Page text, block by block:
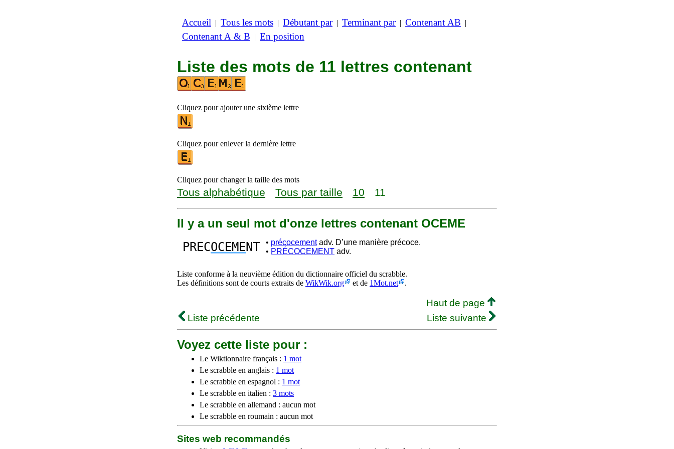
Accueil | Tous les mots | Débutant par| Terminant par| Contenant AB |
Contenant A & B | En position
Liste des mots de 11 lettres contenant
Cliquez pour ajouter une sixième lettre
Cliquez pour enlever la dernière lettre
Cliquez pour changer la taille des mots
Tous alphabétique Tous par taille 10 11
Il y a un seul mot d'onze lettres contenant OCEME
PRECOCEMENT • précocementadv. D’une manière précoce.
• PRÉCOCEMENT adv.
Liste conforme à la neuvième édition du dictionnaire officiel du scrabble.
Les définitions sont de courts extraits de WikWik.org et de 1Mot.net .
Haut de page
Liste précédente
Liste suivante
Voyez cette liste pour :
Le Wiktionnaire français : 1 mot
Le scrabble en anglais : 1 mot
Le scrabble en espagnol : 1 mot
Le scrabble en italien : 3 mots
Le scrabble en allemand : aucun mot
Le scrabble en roumain : aucun mot
Sites web recommandés